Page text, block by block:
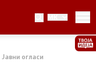
MK
Јавни огласи